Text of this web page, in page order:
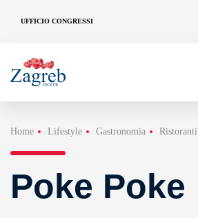
UFFICIO CONGRESSI
Home Lifestyle Gastronomia Ristoranti
Poke Poke